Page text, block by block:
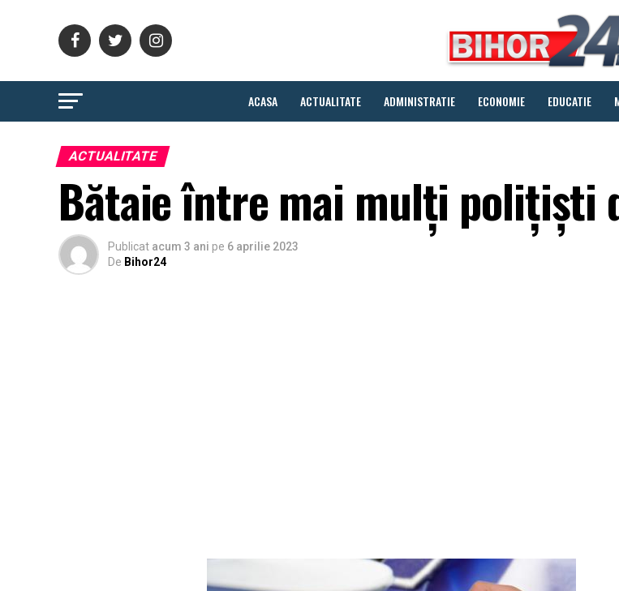
ACASA ACTUALITATE ADMINISTRATIE ECONOMIE EDUCATIE
ACTUALITATE
Bătaie între mai mulți polițiști
Publicat acum 3 ani pe 6 aprilie 2023
De Bihor24